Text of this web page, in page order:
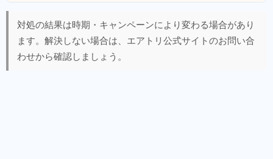
対処の結果は時期・キャンペーンにより変わる場合があり
ます。解決しない場合は、エアトリ公式サイトのお問い合
わせから確認しましょう。